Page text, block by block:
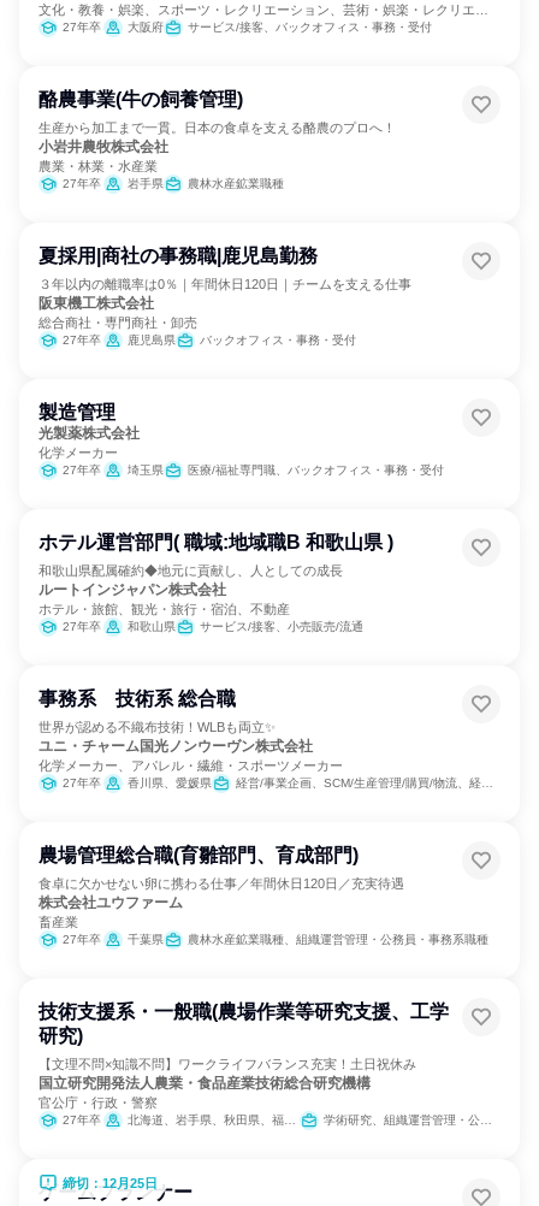
文化・教養・娯楽、スポーツ・レクリエーション、芸術・娯楽・レクリエー
ション27年卒 大阪府 サービス/接客、バックオフィス・事務・受付
酪農事業(牛の飼養管理)
生産から加工まで一貫。日本の食卓を支える酪農のプロへ！
小岩井農牧株式会社
農業・林業・水産業
27年卒 岩手県 農林水産鉱業職種
夏採用|商社の事務職|鹿児島勤務
３年以内の離職率は0％｜年間休日120日｜チームを支える仕事
阪東機工株式会社
総合商社・専門商社・卸売
27年卒 鹿児島県 バックオフィス・事務・受付
製造管理
光製薬株式会社
化学メーカー
27年卒 埼玉県 医療/福祉専門職、バックオフィス・事務・受付
ホテル運営部門( 職域:地域職B 和歌山県 )
和歌山県配属確約◆地元に貢献し、人としての成長
ルートインジャパン株式会社
ホテル・旅館、観光・旅行・宿泊、不動産
27年卒 和歌山県 サービス/接客、小売販売/流通
事務系 技術系 総合職
世界が認める不織布技術！WLBも両立✨
ユニ・チャーム国光ノンウーヴン株式会社
化学メーカー、アパレル・繊維・スポーツメーカー
27年卒 香川県、愛媛県 経営/事業企画、SCM/生産管理/購買/物流、経理/税務/財務、人事、製造・生産工程、学術研究
農場管理総合職(育雛部門、育成部門)
食卓に欠かせない卵に携わる仕事／年間休日120日／充実待遇
株式会社ユウファーム
畜産業
27年卒 千葉県 農林水産鉱業職種、組織運営管理・公務員・事務系職種
技術支援系・一般職(農場作業等研究支援、工学
研究)
【文理不問×知識不問】ワークライフバランス充実！土日祝休み
国立研究開発法人農業・食品産業技術総合研究機構
官公庁・行政・警察
27年卒 北海道、岩手県、秋田県、福島県、茨城県、栃木県、埼玉県、東京都、新潟県、山梨県、長野県、静岡県、三重県、島根県、広島県、香川県、福岡県、長崎県、熊本県、宮崎県、鹿児島県、沖縄県 学術研究、組織運営管理・公務員・事務系職種、農林水産鉱業職種
締切：12月25日
ゲームプランナー